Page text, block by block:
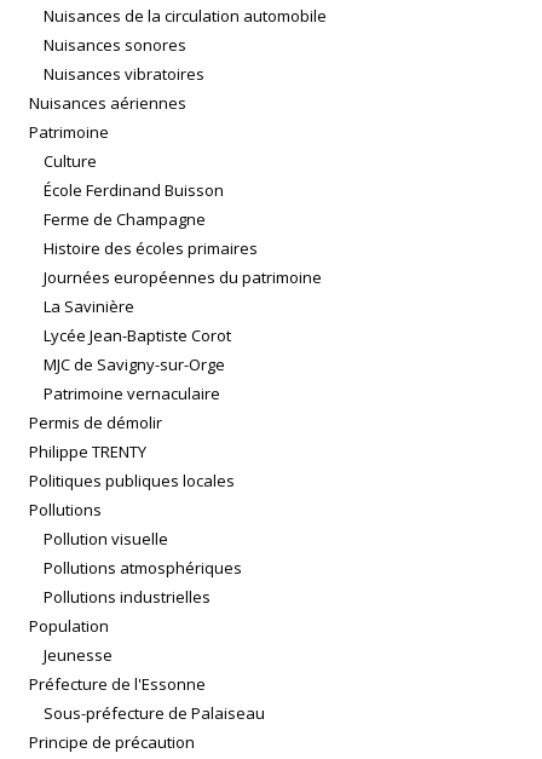
Nuisances de la circulation automobile
Nuisances sonores
Nuisances vibratoires
Nuisances aériennes
Patrimoine
Culture
École Ferdinand Buisson
Ferme de Champagne
Histoire des écoles primaires
Journées européennes du patrimoine
La Savinière
Lycée Jean-Baptiste Corot
MJC de Savigny-sur-Orge
Patrimoine vernaculaire
Permis de démolir
Philippe TRENTY
Politiques publiques locales
Pollutions
Pollution visuelle
Pollutions atmosphériques
Pollutions industrielles
Population
Jeunesse
Préfecture de l'Essonne
Sous-préfecture de Palaiseau
Principe de précaution